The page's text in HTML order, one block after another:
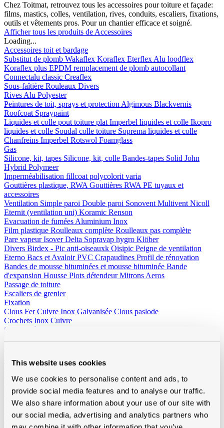
This website uses cookies
We use cookies to personalise content and ads, to
provide social media features and to analyse our traffic.
We also share information about your use of our site with
our social media, advertising and analytics partners who
Chez Toitmat, retrouvez tous les accessoires pour toiture et façade:
films, mastics, colles, ventilation, rives, conduits, escaliers, fixations,
outils et vêtements pros. Pour un chantier efficace et soigné.
Afficher tous les produits de Accessoires
Loading...
Accessoires toit et bardage
Substitut de plomb Wakaflex Koraflex Eterflex Alu loodflex
Koraflex plus EPDM remplacement de plomb autocollant
Connectalu classic Creaflex
Sous-faîtière Rouleaux Divers
Rives Alu Polyester
Peintures de toit, sprays et protection Algimous Blackvernis
Roofcoat Spraypaint
Liquides et colle pout toiture plat Imperbel liquides et colle Ikopro
liquides et colle Soudal colle toiture Soprema liquides et colle
Chanfreins Imperbel Rotswol Foamglass
Gas
Silicone, kit, tapes Silicone, kit, colle Bandes-tapes Solid John
Hybrid Polymeer
Imperméabilisation fillcoat polycolorit varia
Gouttières plastique, RWA Gouttières RWA PE tuyaux et
accessoires
Ventilation Simple paroi Double paroi Sonovent Multivent Nicoll
Eternit (ventilation uni) Koramic Renson
Evacuation de fumées Aluminium Inox
Film plastique Roulleaux complète Roulleaux pas complète
Pare vapeurIsoverDelta Sopravap hygro Klöber
Divers Birdex - Pic anti-oiseauxk Oisipic Peigne de ventilation
Eterno Bacs et Avaloir PVC Crapaudines Profil de rénovation
Bandes de mousse bituminées et mousse bituminée Bande
d'expansion Housse Plots détendeurMitrons Aeros
Passage de toiture
Escaliers de grenier
Fixation
Clous FerCuivre Inox Galvanisée Clous paslode
Crochets Inox Cuivre
Crochets à piquer
Tige alu, écrou, rondelleInox vis torx
Spax
Fischer et variante Spit bouchons PGB (Pennoit)
Solid John
DiversFil en cuivre Crochets et accessoiresAutres
Outillage et vêtements
OutillageBeltracy BorghBoschButterstoneDistripaintsFribel
Laseto Ledent LeucoLismont Makita Marcovis Paslode
PraxisRapid SalcoScala SievertVabor